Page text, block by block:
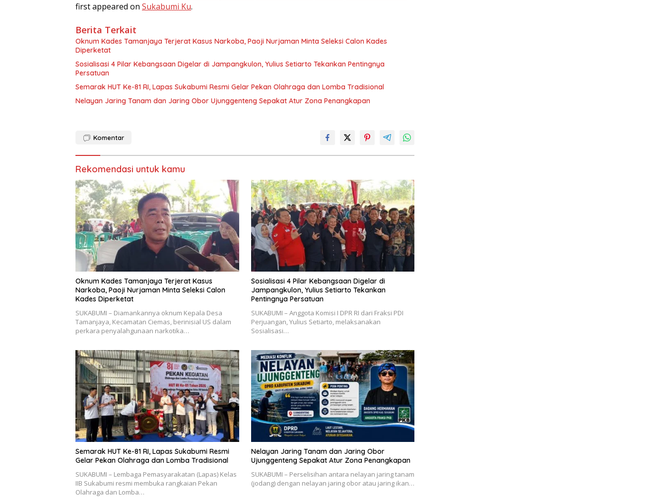
first appeared on Sukabumi Ku.
Berita Terkait
Oknum Kades Tamanjaya Terjerat Kasus Narkoba, Paoji Nurjaman Minta Seleksi Calon Kades
Diperketat
Sosialisasi 4 Pilar Kebangsaan Digelar di Jampangkulon, Yulius Setiarto Tekankan Pentingnya
Persatuan
Semarak HUT Ke-81 RI, Lapas Sukabumi Resmi Gelar Pekan Olahraga dan Lomba Tradisional
Nelayan Jaring Tanam dan Jaring Obor Ujunggenteng Sepakat Atur Zona Penangkapan
Komentar
Rekomendasi untuk kamu
Oknum Kades Tamanjaya Terjerat Kasus
Narkoba, Paoji Nurjaman Minta Seleksi Calon
Kades Diperketat
SUKABUMI – Diamankannya oknum Kepala Desa
Tamanjaya, Kecamatan Ciemas, berinisial US dalam
perkara penyalahgunaan narkotika…
Sosialisasi 4 Pilar Kebangsaan Digelar di
Jampangkulon, Yulius Setiarto Tekankan
Pentingnya Persatuan
SUKABUMI – Anggota Komisi I DPR RI dari Fraksi PDI
Perjuangan, Yulius Setiarto, melaksanakan
Sosialisasi…
Semarak HUT Ke-81 RI, Lapas Sukabumi Resmi
Gelar Pekan Olahraga dan Lomba Tradisional
SUKABUMI – Lembaga Pemasyarakatan (Lapas) Kelas
IIB Sukabumi resmi membuka rangkaian Pekan
Olahraga dan Lomba…
Nelayan Jaring Tanam dan Jaring Obor
Ujunggenteng Sepakat Atur Zona Penangkapan
SUKABUMI – Perselisihan antara nelayan jaring tanam
(jodang) dengan nelayan jaring obor atau jaring ikan…